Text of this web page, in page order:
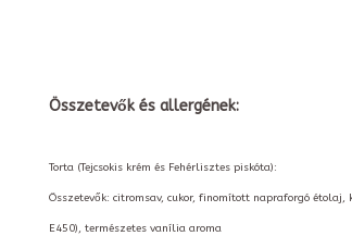
Összetevők és allergének:
Torta (Tejcsokis krém és Fehérlisztes piskóta):
Összetevők: citromsav, cukor, finomított napraforgó
E450), természetes vanília aroma